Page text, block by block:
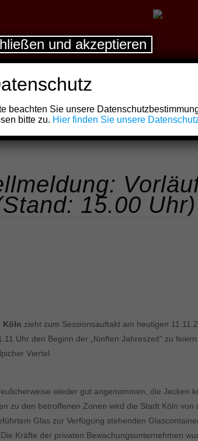
15.00 Uhr)
Köln zieht zum Sessionsauftakt am heutigen
Uhr den Beginn der „fünften Jahreszeit“ zu
Viertel.
wieder gut angenommen, die
zu den betroffenen Zonen wird die Stadt Köln
Glas zur Verfügung stehenden
Kräfte der privaten Bewachungsunternehmen
beachten Sie unsere
bitte zu. Hier finden Sie unsere
und akzeptieren